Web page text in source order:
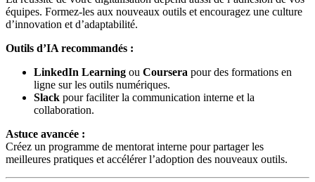
équipes. Formez-les aux nouveaux outils et encouragez une culture
d’innovation et d’adaptabilité.
Outils d’IA recommandés :
LinkedIn Learning ou Coursera pour des formations en
ligne sur les outils numériques.
Slack pour faciliter la communication interne et la
collaboration.
Astuce avancée :
Créez un programme de mentorat interne pour partager les
meilleures pratiques et accélérer l’adoption des nouveaux outils.